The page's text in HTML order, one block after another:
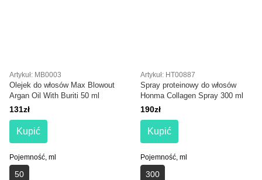
Artykuł: MB0003
Olejek do włosów Max Blowout
Argan Oil With Buriti 50 ml
131zł
Kupić
Pojemność, ml
50
Artykuł: HT00887
Spray proteinowy do włosów
Honma Collagen Spray 300 ml
190zł
Kupić
Pojemność, ml
300